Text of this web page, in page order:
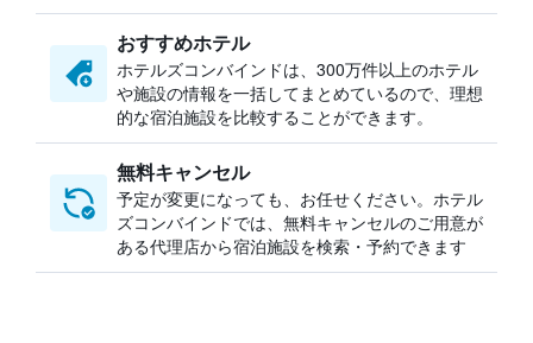
おすすめホテル
ホテルズコンバインドは、300万件以上のホテル
や施設の情報を一括してまとめているので、理想
的な宿泊施設を比較することができます。
無料キャンセル
予定が変更になっても、お任せください。ホテル
ズコンバインドでは、無料キャンセルのご用意が
ある代理店から宿泊施設を検索・予約できます